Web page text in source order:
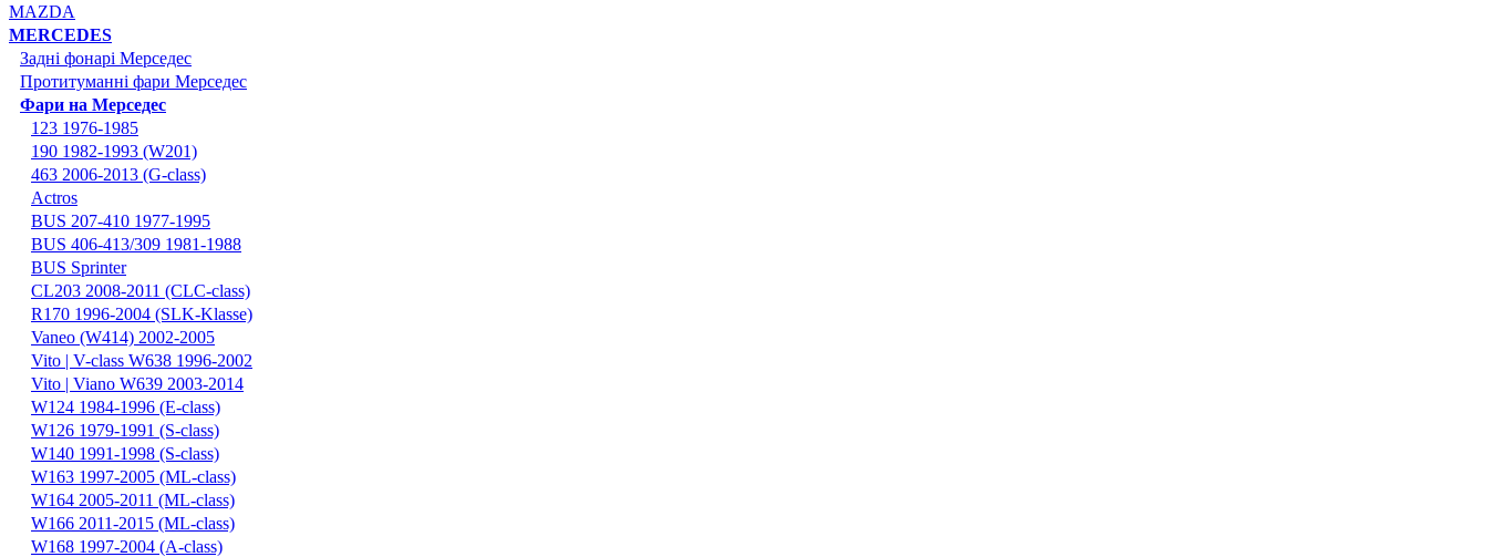
MAZDA
MERCEDES
Задні фонарі Мерседес
Протитуманні фари Мерседес
Фари на Мерседес
123 1976-1985
190 1982-1993 (W201)
463 2006-2013 (G-class)
Actros
BUS 207-410 1977-1995
BUS 406-413/309 1981-1988
BUS Sprinter
CL203 2008-2011 (CLC-class)
R170 1996-2004 (SLK-Klasse)
Vaneo (W414) 2002-2005
Vito | V-class W638 1996-2002
Vito | Viano W639 2003-2014
W124 1984-1996 (E-class)
W126 1979-1991 (S-class)
W140 1991-1998 (S-class)
W163 1997-2005 (ML-class)
W164 2005-2011 (ML-class)
W166 2011-2015 (ML-class)
W168 1997-2004 (A-class)